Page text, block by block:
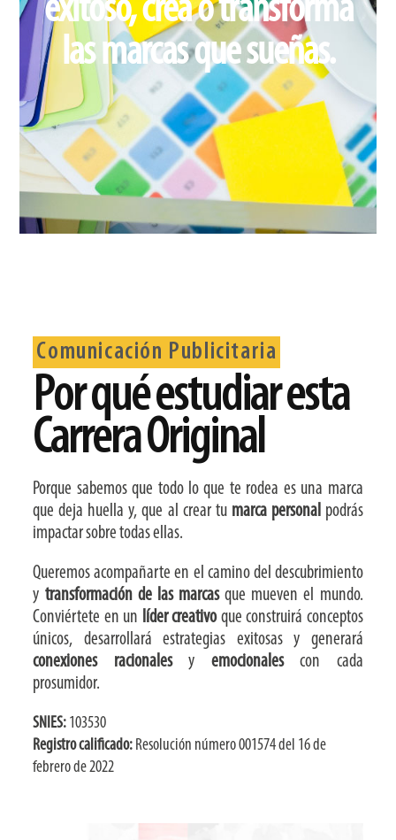
exitoso, crea o transforma
las marcas que sueñas.
Comunicación Publicitaria
Por qué estudiar esta
Carrera Original
Porque sabemos que todo lo que te rodea es una marca
que deja huella y, que al crear tu marca personal podrás
impactar sobre todas ellas.
Queremos acompañarte en el camino del descubrimiento
y transformación de las marcasque mueven el mundo.
Conviértete en un líder creativoque construirá conceptos
únicos, desarrollará estrategias exitosas y generará
conexiones racionalesy emocionalescon cada
prosumidor.
SNIES: 103530
Registro calificado: Resolución número 001574 del 16 de
febrero de 2022